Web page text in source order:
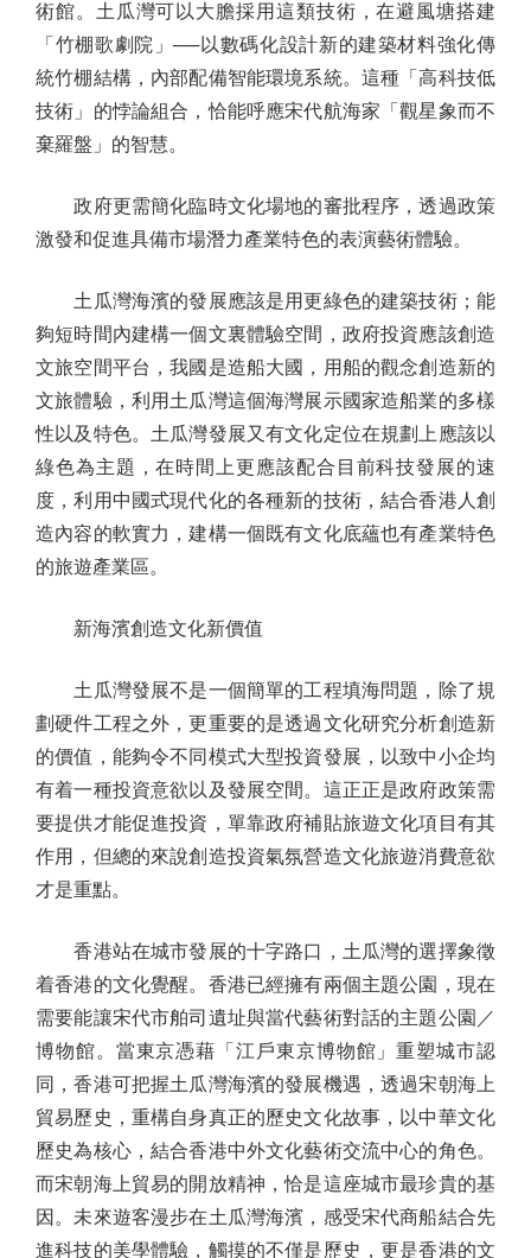
術館。土瓜灣可以大膽採用這類技術，在避風塘搭建
「竹棚歌劇院」──以數碼化設計新的建築材料強化傳
統竹棚結構，內部配備智能環境系統。這種「高科技低
技術」的悖論組合，恰能呼應宋代航海家「觀星象而不
棄羅盤」的智慧。
政府更需簡化臨時文化場地的審批程序，透過政策
激發和促進具備市場潛力產業特色的表演藝術體驗。
土瓜灣海濱的發展應該是用更綠色的建築技術；能
夠短時間內建構一個文裏體驗空間，政府投資應該創造
文旅空間平台，我國是造船大國，用船的觀念創造新的
文旅體驗，利用土瓜灣這個海灣展示國家造船業的多樣
性以及特色。土瓜灣發展又有文化定位在規劃上應該以
綠色為主題，在時間上更應該配合目前科技發展的速
度，利用中國式現代化的各種新的技術，結合香港人創
造內容的軟實力，建構一個既有文化底蘊也有產業特色
的旅遊產業區。
新海濱創造文化新價值
土瓜灣發展不是一個簡單的工程填海問題，除了規
劃硬件工程之外，更重要的是透過文化研究分析創造新
的價值，能夠令不同模式大型投資發展，以致中小企均
有着一種投資意欲以及發展空間。這正正是政府政策需
要提供才能促進投資，單靠政府補貼旅遊文化項目有其
作用，但總的來說創造投資氣氛營造文化旅遊消費意欲
才是重點。
香港站在城市發展的十字路口，土瓜灣的選擇象徵
着香港的文化覺醒。香港已經擁有兩個主題公園，現在
需要能讓宋代市舶司遺址與當代藝術對話的主題公園／
博物館。當東京憑藉「江戶東京博物館」重塑城市認
同，香港可把握土瓜灣海濱的發展機遇，透過宋朝海上
貿易歷史，重構自身真正的歷史文化故事，以中華文化
歷史為核心，結合香港中外文化藝術交流中心的角色。
而宋朝海上貿易的開放精神，恰是這座城市最珍貴的基
因。未來遊客漫步在土瓜灣海濱，感受宋代商船結合先
進科技的美學體驗，觸摸的不僅是歷史，更是香港的文